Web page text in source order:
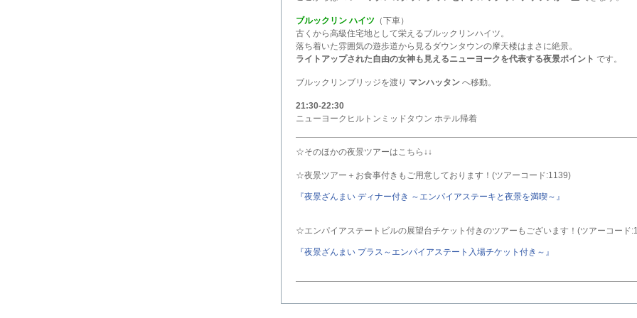
ブルックリン ハイツ（下車）
古くから高級住宅地として栄えるブルックリンハイツ。
落ち着いた雰囲気の遊歩道から見るダウンタウンの摩天楼はまさに絶景。
ライトアップされた自由の女神も見えるニューヨークを代表する夜景ポイント です。
ブルックリンブリッジを渡り マンハッタンへ移動。
21:30-22:30
ニューヨークヒルトンミッドタウン ホテル帰着
☆そのほかの夜景ツアーはこちら↓↓
☆夜景ツアー＋お食事付きもご用意しております！(ツアーコード:1139)
『夜景ざんまい ディナー付き ～エンパイアステーキと夜景を満喫～』
☆エンパイアステートビルの展望台チケット付きのツアーもございます！(ツアーコード
『夜景ざんまい プラス～エンパイアステート入場チケット付き～』